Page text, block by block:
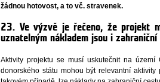
žádnou hotovost, a to vč. stravenek.
23. Ve výzvě je řečeno, že projekt
uznatelným nákladem jsou i
Aktivity projektu se musí uskutečnit na
donorského státu mohou být relevantní